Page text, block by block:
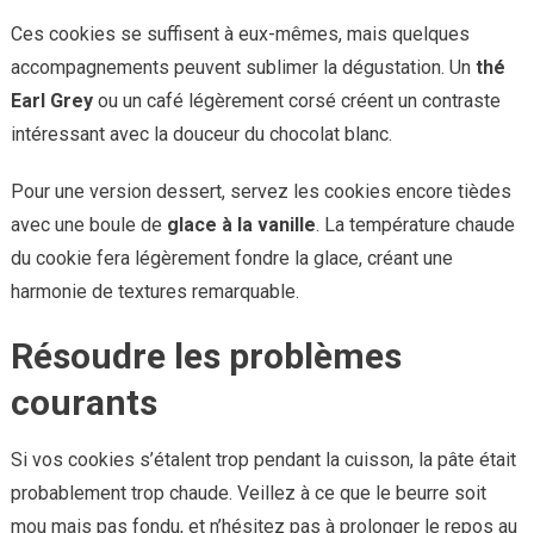
Ces cookies se suffisent à eux-mêmes, mais quelques
accompagnements peuvent sublimer la dégustation. Un thé
Earl Greyou un café légèrement corsé créent un contraste
intéressant avec la douceur du chocolat blanc.
Pour une version dessert, servez les cookies encore tièdes
avec une boule de glace à la vanille. La température chaude
du cookie fera légèrement fondre la glace, créant une
harmonie de textures remarquable.
Résoudre les problèmes
courants
Si vos cookies s’étalent trop pendant la cuisson, la pâte était
probablement trop chaude. Veillez à ce que le beurre soit
mou mais pas fondu, et n’hésitez pas à prolonger le repos au